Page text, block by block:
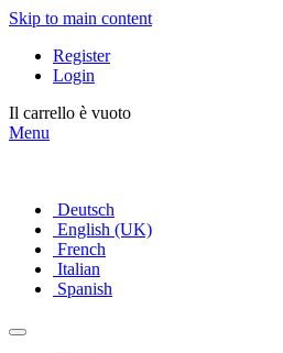
Skip to main content
Register
Login
Il carrello è vuoto
Menu
Deutsch
English (UK)
French
Italian
Spanish